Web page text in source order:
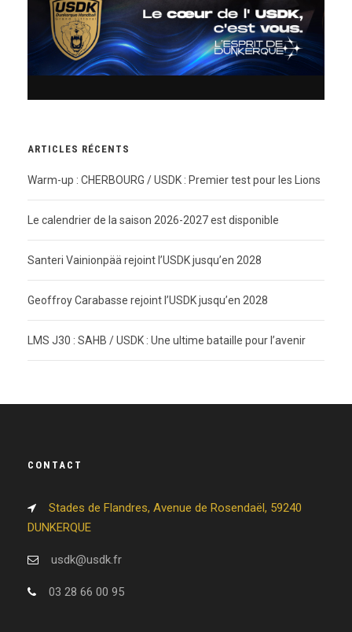
ARTICLES RÉCENTS
Warm-up : CHERBOURG / USDK : Premier test pour les Lions
Le calendrier de la saison 2026-2027 est disponible
Santeri Vainionpää rejoint l’USDK jusqu’en 2028
Geoffroy Carabasse rejoint l’USDK jusqu’en 2028
LMS J30 : SAHB / USDK : Une ultime bataille pour l’avenir
CONTACT
Stades de Flandres, Avenue de Rosendaël, 59240
DUNKERQUE
usdk@usdk.fr
03 28 66 00 95